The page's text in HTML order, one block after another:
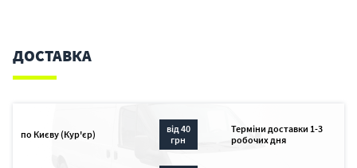
ДОСТАВКА
по Києву (Кур'єр)
від 40
грн
Терміни доставки 1-3
робочих дня